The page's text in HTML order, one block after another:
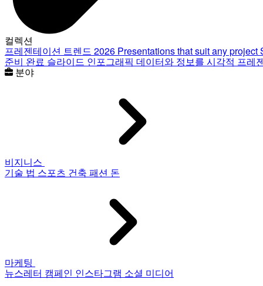
컬렉션
프레젠테이션 트렌드 2026 Presentations that suit any project
준비 완료 슬라이드 인포그래픽 데이터와 정보를 시각적 프레
분야
비지니스
기술 법 스포츠 건축 패션 돈
마케팅
뉴스레터 캠페인 인스타그램 소셜 미디어